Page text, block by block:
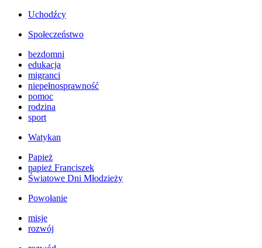
Uchodźcy
Społeczeństwo
bezdomni
edukacja
migranci
niepełnosprawność
pomoc
rodzina
sport
Watykan
Papież
papież Franciszek
Światowe Dni Młodzieży
Powołanie
misje
rozwój